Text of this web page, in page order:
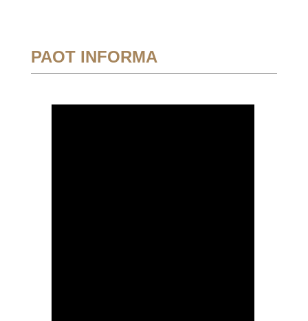
PAOT INFORMA